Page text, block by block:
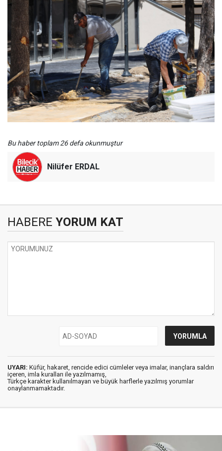
Bu haber toplam 26 defa okunmuştur
Nilüfer ERDAL
HABERE YORUM KAT
UYARI: Küfür, hakaret, rencide edici cümleler veya imalar, inançlara saldırı
içeren, imla kuralları ile yazılmamış,
Türkçe karakter kullanılmayan ve büyük harflerle yazılmış yorumlar
onaylanmamaktadır.